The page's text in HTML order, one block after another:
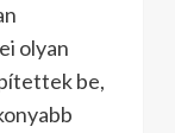
olyan
be,